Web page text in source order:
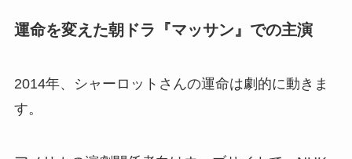
運命を変えた朝ドラ『マッサン』での主演
2014年、シャーロットさんの運命は劇的に動きま
す。